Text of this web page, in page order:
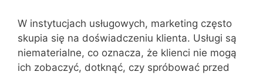
W instytucjach usługowych, marketing często
skupia się na doświadczeniu klienta. Usługi są
niematerialne, co oznacza, że klienci nie mogą
ich zobaczyć, dotknąć, czy spróbować przed